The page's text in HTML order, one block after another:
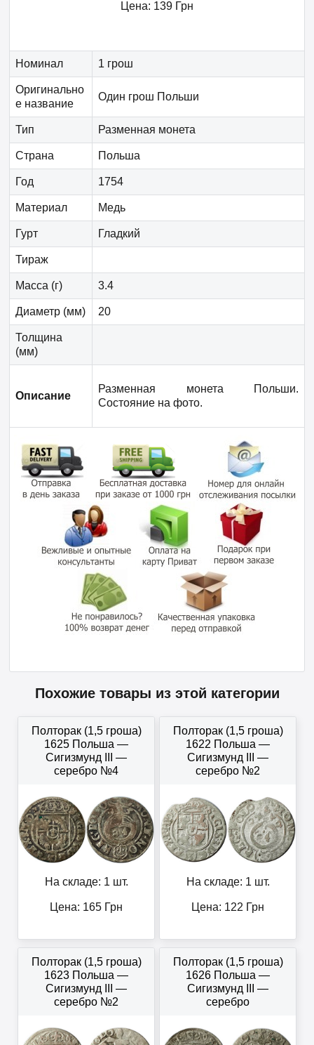
Цена: 139 Грн
Номинал 1 грош
Оригинально
е название
Один грош Польши
Тип Разменная монета
Страна Польша
Год 1754
Материал Медь
Гурт Гладкий
Тираж
Масса (г) 3.4
Диаметр (мм) 20
Толщина
(мм)
Описание
Разменная монета Польши.
Состояние на фото.
Похожие товары из этой категории
Полторак (1,5 гроша)
1625 Польша —
Сигизмунд III —
серебро №4
На складе: 1 шт.
Цена: 165 Грн
Полторак (1,5 гроша)
1622 Польша —
Сигизмунд III —
серебро №2
На складе: 1 шт.
Цена: 122 Грн
Полторак (1,5 гроша)
1623 Польша —
Сигизмунд III —
серебро №2
Полторак (1,5 гроша)
1626 Польша —
Сигизмунд III —
серебро